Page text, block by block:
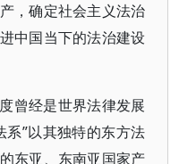
，确定社会主义法治
中国当下的法治建设
曾经是世界法律发展
系”以其独特的东方法
东亚、东南亚国家产